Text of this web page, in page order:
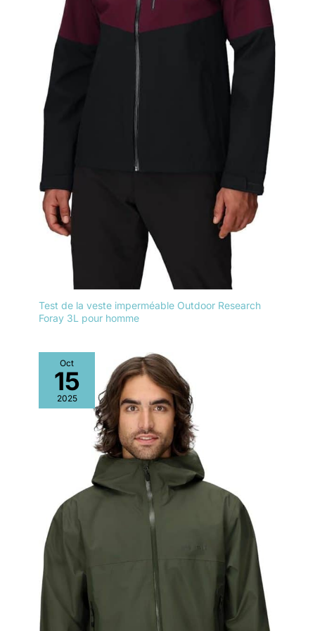
Test de la veste imperméable Outdoor Research
Foray 3L pour homme
Oct
15
2025